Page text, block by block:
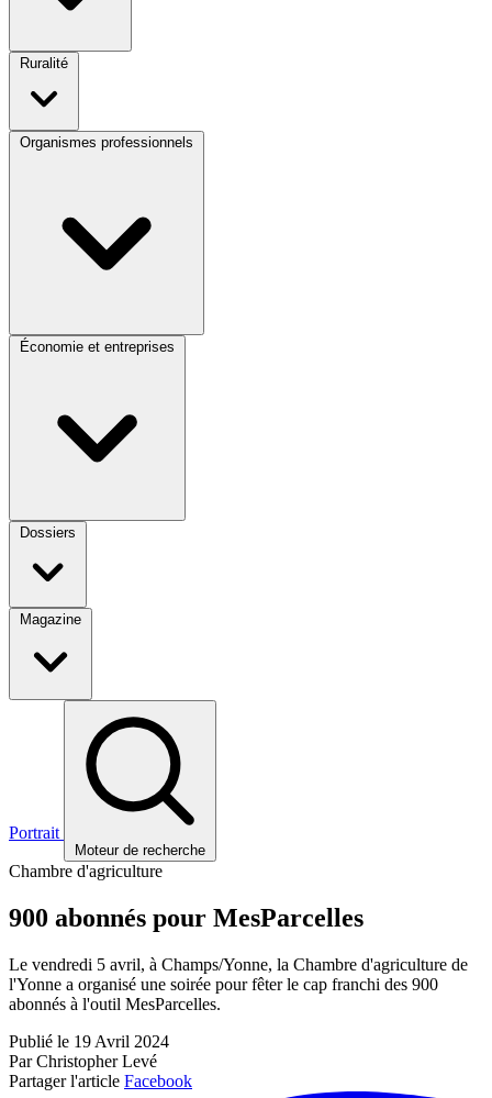
Ruralité
Organismes professionnels
Économie et entreprises
Dossiers
Magazine
Portrait
Moteur de recherche
Chambre d'agriculture
900 abonnés pour MesParcelles
Le vendredi 5 avril, à Champs/Yonne, la Chambre d'agriculture de
l'Yonne a organisé une soirée pour fêter le cap franchi des 900
abonnés à l'outil MesParcelles.
Publié le 19 Avril 2024
Par Christopher Levé
Partager l'article Facebook